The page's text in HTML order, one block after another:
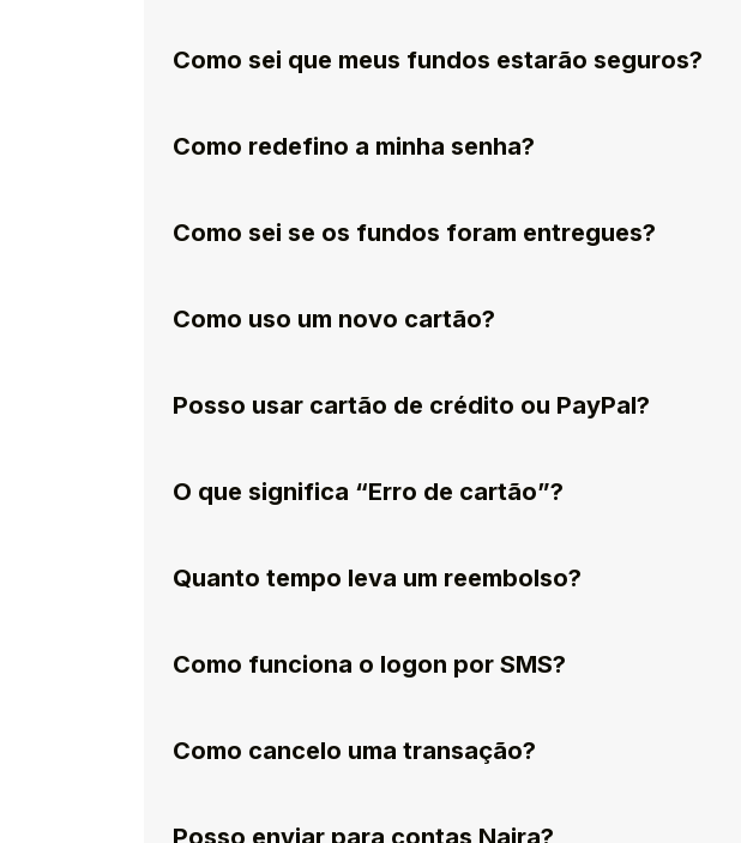
Como sei que meus fundos estarão seguros?
Como redefino a minha senha?
Como sei se os fundos foram entregues?
Como uso um novo cartão?
Posso usar cartão de crédito ou PayPal?
O que significa “Erro de cartão”?
Quanto tempo leva um reembolso?
Como funciona o logon por SMS?
Como cancelo uma transação?
Posso enviar para contas Naira?